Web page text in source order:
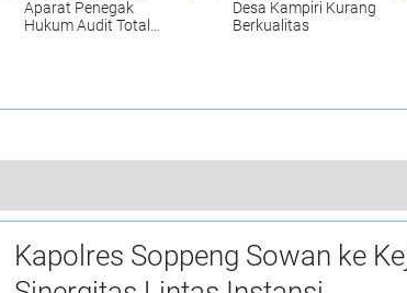
Aparat Penegak
Hukum Audit Total
Desa Kampiri Kurang
Berkualitas
Gapoktan Kelurahan Botto, Transparansi
Kapolres Soppeng Sowan ke